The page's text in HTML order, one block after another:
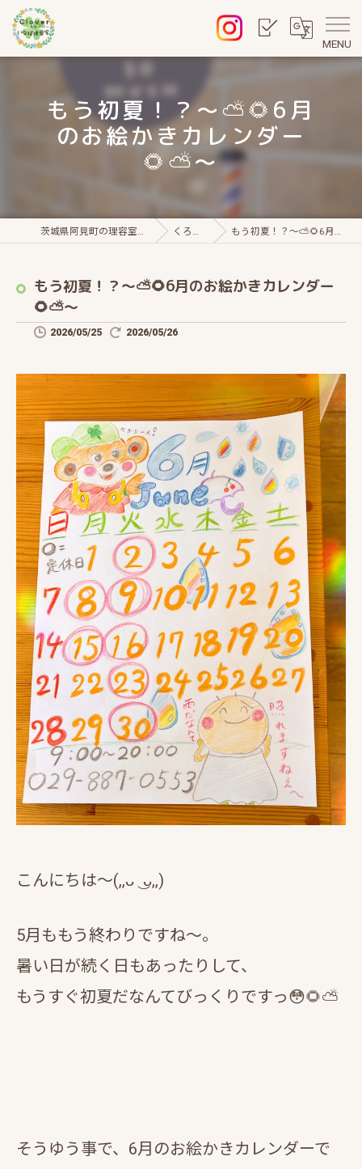
MENU
もう初夏！？〜⛅🌻6月
のお絵かきカレンダー
🌻⛅～
茨城県阿見町の理容室・クローバー いなば理容室 くろーばー通信 もう初夏！？〜⛅🌻6月のお絵かきカレンダー🌻⛅～
もう初夏！？〜⛅🌻6月のお絵かきカレンダー
🌻⛅～
2026/05/25 2026/05/26
こんにちは〜(,,ᴗ ͜ ᴗ,,)
5月ももう終わりですね～。
暑い日が続く日もあったりして、
もうすぐ初夏だなんてびっくりですっ😳🌻⛅
そうゆう事で、6月のお絵かきカレンダーで